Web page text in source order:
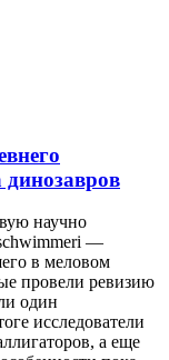
научно
—
в меловом
провели ревизию
один
исследователи
а еще